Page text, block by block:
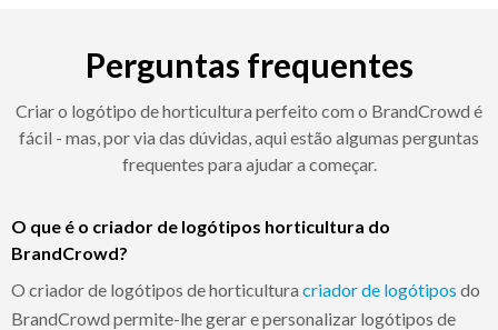
Perguntas frequentes
Criar o logótipo de horticultura perfeito com o BrandCrowd é
fácil - mas, por via das dúvidas, aqui estão algumas perguntas
frequentes para ajudar a começar.
O que é o criador de logótipos horticultura do
BrandCrowd?
O criador de logótipos de horticultura criador de logótipos do
BrandCrowd permite-lhe gerar e personalizar logótipos de